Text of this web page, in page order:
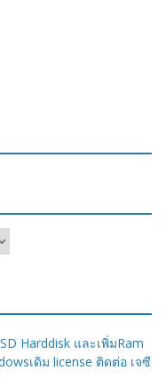
Harddisk และเพิ่มRam
เดิม license ติดต่อ เจซี